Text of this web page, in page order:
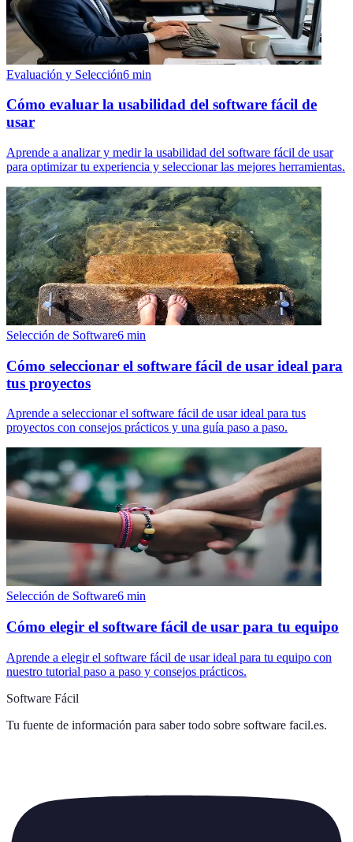
Evaluación y Selección6 min
Cómo evaluar la usabilidad del software fácil de
usar
Aprende a analizar y medir la usabilidad del software fácil de usar
para optimizar tu experiencia y seleccionar las mejores herramientas.
Selección de Software6 min
Cómo seleccionar el software fácil de usar ideal para
tus proyectos
Aprende a seleccionar el software fácil de usar ideal para tus
proyectos con consejos prácticos y una guía paso a paso.
Selección de Software6 min
Cómo elegir el software fácil de usar para tu equipo
Aprende a elegir el software fácil de usar ideal para tu equipo con
nuestro tutorial paso a paso y consejos prácticos.
Software Fácil
Tu fuente de información para saber todo sobre software facil.es.